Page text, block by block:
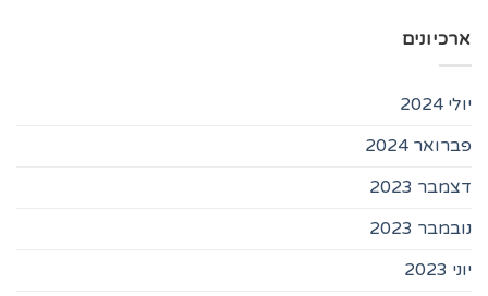
ארכיונים
יולי 2024
פברואר 2024
דצמבר 2023
נובמבר 2023
יוני 2023